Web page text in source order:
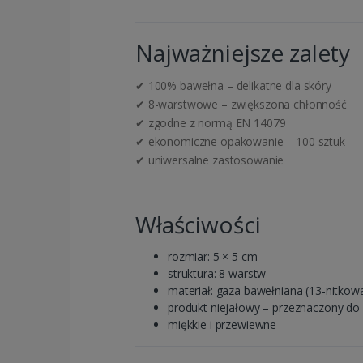
Najważniejsze zalety
✔ 100% bawełna – delikatne dla skóry
✔ 8-warstwowe – zwiększona chłonność
✔ zgodne z normą EN 14079
✔ ekonomiczne opakowanie – 100 sztuk
✔ uniwersalne zastosowanie
Właściwości
rozmiar: 5 × 5 cm
struktura: 8 warstw
materiał: gaza bawełniana (13-
produkt niejałowy – przeznaczony do
miękkie i przewiewne